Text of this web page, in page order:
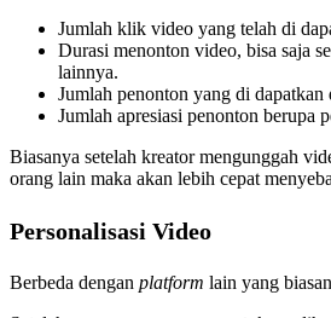
Jumlah klik video yang telah di
Durasi menonton video, bisa saja
lainnya.
Jumlah penonton yang di
Jumlah apresiasi penonton berupa
Biasanya setelah kreator mengunggah
orang lain maka akan lebih cepat
Personalisasi Video
Berbeda dengan platform lain yang